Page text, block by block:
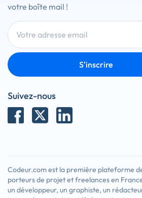
votre boîte mail !
S'inscrire
Suivez-nous
Codeur.com est la première plateforme
porteurs de projet et freelances en
un développeur, un graphiste, un